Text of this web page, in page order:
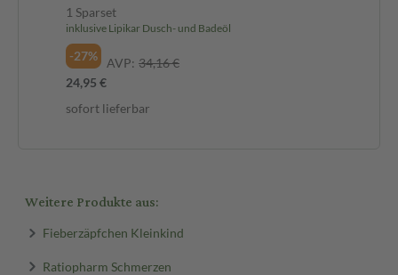
1 Sparset
inklusive Lipikar Dusch- und Badeöl
-27% AVP: 34,16 €
24,95 €
sofort lieferbar
Weitere Produkte aus:
Fieberzäpfchen Kleinkind
Ratiopharm Schmerzen